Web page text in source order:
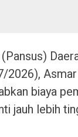
biaya
jauh lebih